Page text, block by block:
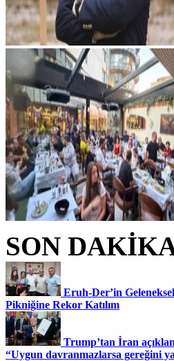
SON
Eruh-Der’in Geleneksel
Pikniğine Rekor Katılım
Trump’tan İran
“Uygun davranmazlarsa gereğini